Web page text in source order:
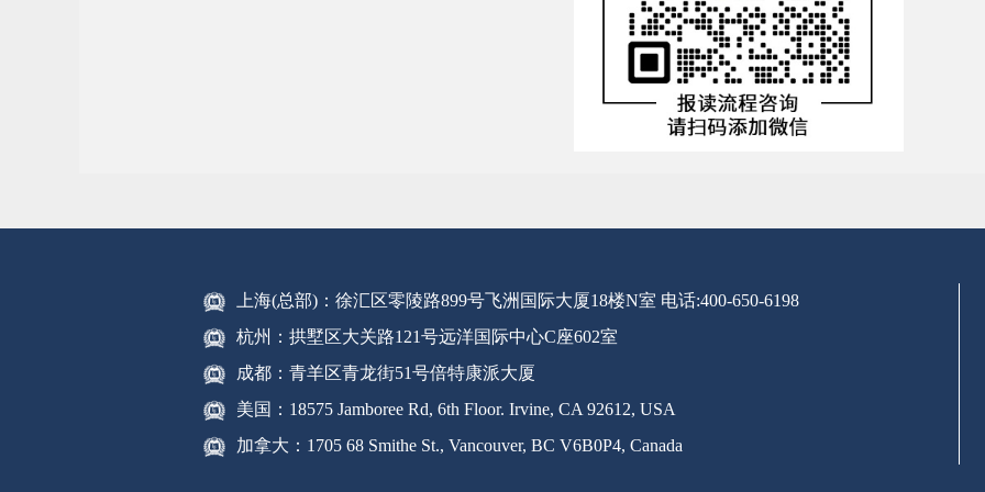
上海(总部)：徐汇区零陵路899号飞洲国际大厦18楼N室 电话:400-650-6198
杭州：拱墅区大关路121号远洋国际中心C座602室
成都：青羊区青龙街51号倍特康派大厦
美国：18575 Jamboree Rd, 6th Floor. Irvine, CA 92612, USA
加拿大：1705 68 Smithe St., Vancouver, BC V6B0P4, Canada